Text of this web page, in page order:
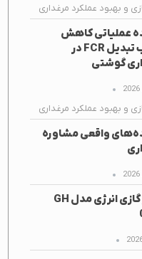
و بهبود عملکرد مرغداری
عملیاتی کاهش
ضریب تبدیل FCR در
گوشتی
و بهبود عملکرد مرغداری
واقعی مشاوره
هیتر گازی انرژی مدل GH